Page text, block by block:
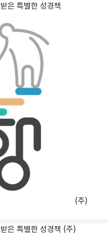
은 특별한 성경책
(주)
은 특별한 성경책 (주)